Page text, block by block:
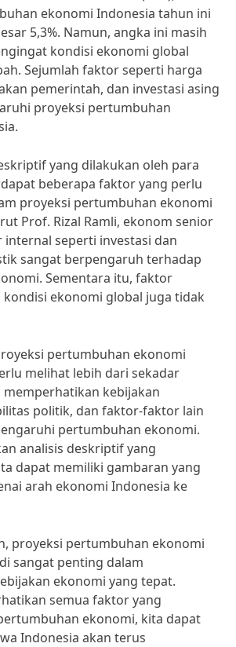
ekonomi Indonesia tahun ini
5,3%. Namun, angka ini masih
kondisi ekonomi global
Sejumlah faktor seperti harga
pemerintah, dan investasi asing
proyeksi pertumbuhan
yang dilakukan oleh para
beberapa faktor yang perlu
proyeksi pertumbuhan ekonomi
Prof. Rizal Ramli, ekonom senior
seperti investasi dan
sangat berpengaruh terhadap
Sementara itu, faktor
ekonomi global juga tidak
pertumbuhan ekonomi
melihat lebih dari sekadar
memperhatikan kebijakan
politik, dan faktor-faktor lain
pertumbuhan ekonomi.
analisis deskriptif yang
dapat memiliki gambaran yang
arah ekonomi Indonesia ke
proyeksi pertumbuhan ekonomi
sangat penting dalam
ekonomi yang tepat.
semua faktor yang
ekonomi, kita dapat
Indonesia akan terus